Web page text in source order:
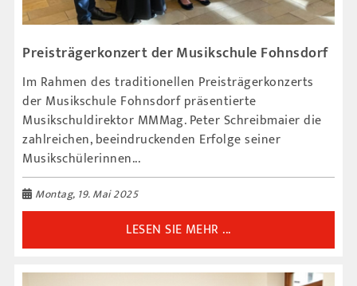
Preisträgerkonzert der Musikschule Fohnsdorf
Im Rahmen des traditionellen Preisträgerkonzerts
der Musikschule Fohnsdorf präsentierte
Musikschuldirektor MMMag. Peter Schreibmaier die
zahlreichen, beeindruckenden Erfolge seiner
Musikschülerinnen...
Montag, 19. Mai 2025
LESEN SIE MEHR ...